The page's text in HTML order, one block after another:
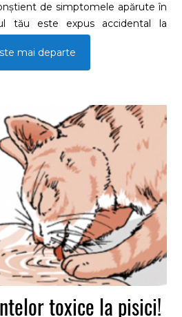
de simptomele apărute în
tău este expus accidental la
mai departe
toxice la pisici!